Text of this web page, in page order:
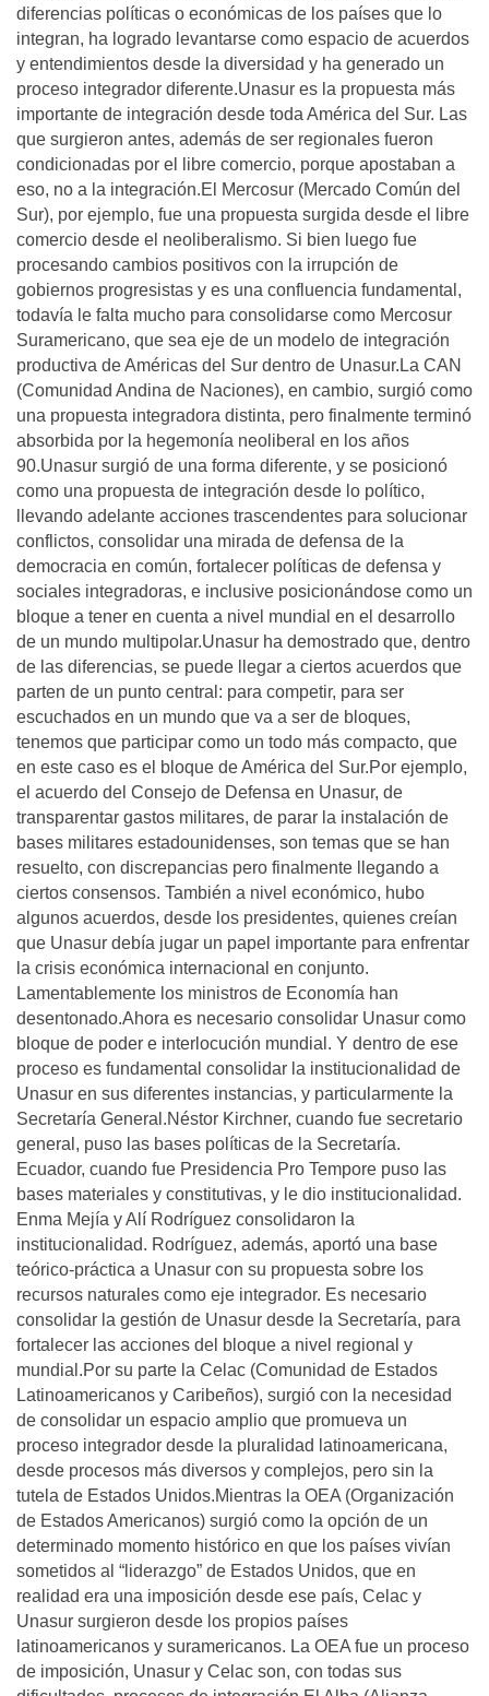
diferencias políticas o económicas de los países que lo
integran, ha logrado levantarse como espacio de acuerdos
y entendimientos desde la diversidad y ha generado un
proceso integrador diferente.Unasur es la propuesta más
importante de integración desde toda América del Sur. Las
que surgieron antes, además de ser regionales fueron
condicionadas por el libre comercio, porque apostaban a
eso, no a la integración.El Mercosur (Mercado Común del
Sur), por ejemplo, fue una propuesta surgida desde el libre
comercio desde el neoliberalismo. Si bien luego fue
procesando cambios positivos con la irrupción de
gobiernos progresistas y es una confluencia fundamental,
todavía le falta mucho para consolidarse como Mercosur
Suramericano, que sea eje de un modelo de integración
productiva de Américas del Sur dentro de Unasur.La CAN
(Comunidad Andina de Naciones), en cambio, surgió como
una propuesta integradora distinta, pero finalmente terminó
absorbida por la hegemonía neoliberal en los años
90.Unasur surgió de una forma diferente, y se posicionó
como una propuesta de integración desde lo político,
llevando adelante acciones trascendentes para solucionar
conflictos, consolidar una mirada de defensa de la
democracia en común, fortalecer políticas de defensa y
sociales integradoras, e inclusive posicionándose como un
bloque a tener en cuenta a nivel mundial en el desarrollo
de un mundo multipolar.Unasur ha demostrado que, dentro
de las diferencias, se puede llegar a ciertos acuerdos que
parten de un punto central: para competir, para ser
escuchados en un mundo que va a ser de bloques,
tenemos que participar como un todo más compacto, que
en este caso es el bloque de América del Sur.Por ejemplo,
el acuerdo del Consejo de Defensa en Unasur, de
transparentar gastos militares, de parar la instalación de
bases militares estadounidenses, son temas que se han
resuelto, con discrepancias pero finalmente llegando a
ciertos consensos. También a nivel económico, hubo
algunos acuerdos, desde los presidentes, quienes creían
que Unasur debía jugar un papel importante para enfrentar
la crisis económica internacional en conjunto.
Lamentablemente los ministros de Economía han
desentonado.Ahora es necesario consolidar Unasur como
bloque de poder e interlocución mundial. Y dentro de ese
proceso es fundamental consolidar la institucionalidad de
Unasur en sus diferentes instancias, y particularmente la
Secretaría General.Néstor Kirchner, cuando fue secretario
general, puso las bases políticas de la Secretaría.
Ecuador, cuando fue Presidencia Pro Tempore puso las
bases materiales y constitutivas, y le dio institucionalidad.
Enma Mejía y Alí Rodríguez consolidaron la
institucionalidad. Rodríguez, además, aportó una base
teórico-práctica a Unasur con su propuesta sobre los
recursos naturales como eje integrador. Es necesario
consolidar la gestión de Unasur desde la Secretaría, para
fortalecer las acciones del bloque a nivel regional y
mundial.Por su parte la Celac (Comunidad de Estados
Latinoamericanos y Caribeños), surgió con la necesidad
de consolidar un espacio amplio que promueva un
proceso integrador desde la pluralidad latinoamericana,
desde procesos más diversos y complejos, pero sin la
tutela de Estados Unidos.Mientras la OEA (Organización
de Estados Americanos) surgió como la opción de un
determinado momento histórico en que los países vivían
sometidos al “liderazgo” de Estados Unidos, que en
realidad era una imposición desde ese país, Celac y
Unasur surgieron desde los propios países
latinoamericanos y suramericanos. La OEA fue un proceso
de imposición, Unasur y Celac son, con todas sus